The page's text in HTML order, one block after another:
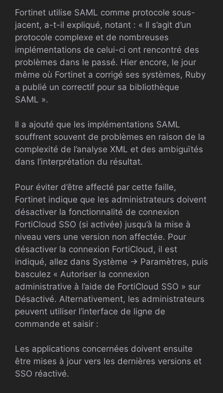
Fortinet utilise SAML comme protocole sous-
jacent, a-t-il expliqué, notant : « Il s’agit d’un
protocole complexe et de nombreuses
implémentations de celui-ci ont rencontré des
problèmes dans le passé. Hier encore, le jour
même où Fortinet a corrigé ses systèmes, Ruby
a publié un correctif pour sa bibliothèque
SAML ».
Il a ajouté que les implémentations SAML
souffrent souvent de problèmes en raison de la
complexité de l’analyse XML et des ambiguïtés
dans l’interprétation du résultat.
Pour éviter d’être affecté par cette faille,
Fortinet indique que les administrateurs doivent
désactiver la fonctionnalité de connexion
FortiCloud SSO (si activée) jusqu’à la mise à
niveau vers une version non affectée. Pour
désactiver la connexion FortiCloud, il est
indiqué, allez dans Système -> Paramètres, puis
basculez « Autoriser la connexion
administrative à l’aide de FortiCloud SSO » sur
Désactivé. Alternativement, les administrateurs
peuvent utiliser l’interface de ligne de
commande et saisir :
Les applications concernées doivent ensuite
être mises à jour vers les dernières versions et
SSO réactivé.